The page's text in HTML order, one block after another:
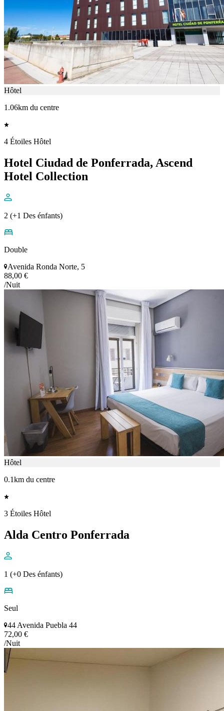
Hôtel
1.06km du centre
4 Étoiles Hôtel
Hotel Ciudad de Ponferrada, Ascend
Hotel Collection
2 (+1 Des énfants)
Double
Avenida Ronda Norte, 5
88,00 €
/Nuit
Hôtel
0.1km du centre
3 Étoiles Hôtel
Alda Centro Ponferrada
1 (+0 Des énfants)
Seul
44 Avenida Puebla 44
72,00 €
/Nuit